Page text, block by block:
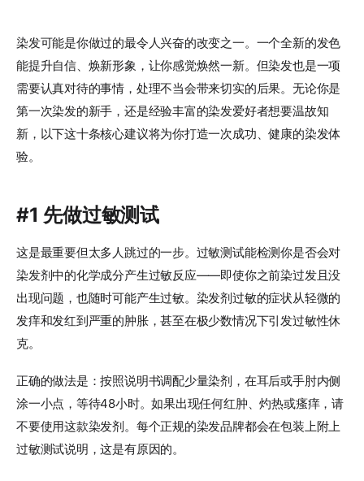
染发可能是你做过的最令人兴奋的改变之一。一个全新的发色
能提升自信、焕新形象，让你感觉焕然一新。但染发也是一项
需要认真对待的事情，处理不当会带来切实的后果。无论你是
第一次染发的新手，还是经验丰富的染发爱好者想要温故知
新，以下这十条核心建议将为你打造一次成功、健康的染发体
验。
#1 先做过敏测试
这是最重要但太多人跳过的一步。过敏测试能检测你是否会对
染发剂中的化学成分产生过敏反应——即使你之前染过发且没
出现问题，也随时可能产生过敏。染发剂过敏的症状从轻微的
发痒和发红到严重的肿胀，甚至在极少数情况下引发过敏性休
克。
正确的做法是：按照说明书调配少量染剂，在耳后或手肘内侧
涂一小点，等待48小时。如果出现任何红肿、灼热或瘙痒，请
不要使用这款染发剂。每个正规的染发品牌都会在包装上附上
过敏测试说明，这是有原因的。